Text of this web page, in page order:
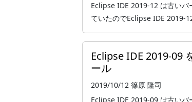
Eclipse IDE 2019-12 は古いバ
ていたのでEclipse IDE 2019-
Eclipse IDE 2019-09
ール
2019/10/12 篠原 隆司
Eclipse IDE 2019-09 は古いバ